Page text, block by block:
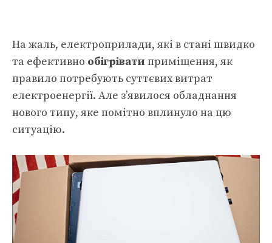
На жаль, електроприлади, які в стані швидко
та ефективно обігрівати приміщення, як
правило потребують суттєвих витрат
електроенергії. Але з’явилося обладнання
нового типу, яке помітно вплинуло на цю
ситуацію.